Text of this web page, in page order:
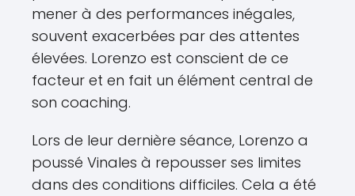
mener à des performances inégales,
souvent exacerbées par des attentes
élevées. Lorenzo est conscient de ce
facteur et en fait un élément central de
son coaching.
Lors de leur dernière séance, Lorenzo a
poussé Vinales à repousser ses limites
dans des conditions difficiles. Cela a été